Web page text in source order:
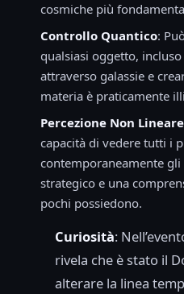
cosmiche più
Controllo Quantico:
qualsiasi oggetto,
attraverso galassie e
materia è praticamente
Percezione Non
capacità di vedere tutti i
contemporaneamente
strategico e una
pochi possiedono.
Curiosità:
rivela che è stato il
alterare la linea